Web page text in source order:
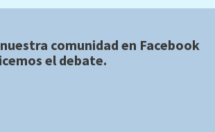
comunidad en Facebook
el debate.